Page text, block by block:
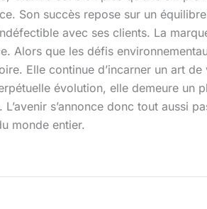
Son succès repose sur un
avec ses clients. La
Alors que les défis
Elle continue d’incarner un art
évolution, elle demeure un
L’avenir s’annonce donc tout
monde entier.